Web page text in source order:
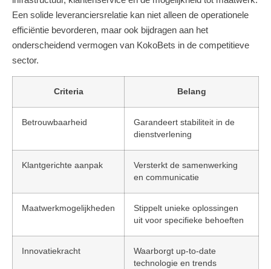
Een solide leveranciersrelatie kan niet alleen de operationele
efficiëntie bevorderen, maar ook bijdragen aan het
onderscheidend vermogen van KokoBets in de competitieve
sector.
Criteria Belang
Betrouwbaarheid
Garandeert stabiliteit in de
dienstverlening
Klantgerichte aanpak
Versterkt de samenwerking
en communicatie
Maatwerkmogelijkheden
Stippelt unieke oplossingen
uit voor specifieke behoeften
Innovatiekracht
Waarborgt up-to-date
technologie en trends